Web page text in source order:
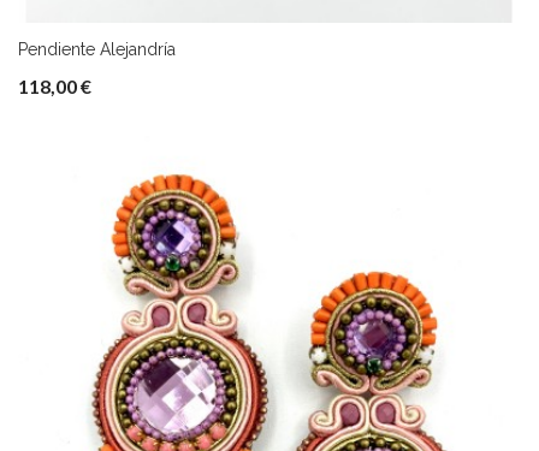
Pendiente Alejandría
118,00 €